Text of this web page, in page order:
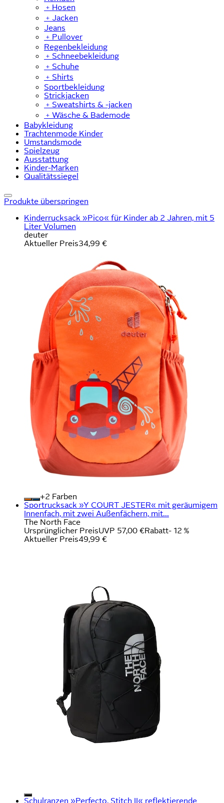
﹢ Hosen
﹢ Jacken
Jeans
﹢ Pullover
Regenbekleidung
﹢ Schneebekleidung
﹢ Schuhe
﹢ Shirts
Sportbekleidung
Strickjacken
﹢ Sweatshirts & -jacken
﹢ Wäsche & Bademode
Babykleidung
Trachtenmode Kinder
Umstandsmode
Spielzeug
Ausstattung
Kinder-Marken
Qualitätssiegel
Produkte überspringen
Kinderrucksack »Pico« für Kinder ab 2 Jahren, mit 5
Liter Volumen
deuter
Aktueller Preis34,99 €
+
Farben
Sportrucksack »Y COURT JESTER« mit geräumigem
Innenfach, mit zwei Außenfächern, mit...
The North Face
Ursprünglicher PreisUVP 57,00 €Rabatt- 12 %
Aktueller Preis49,99 €
Schulranzen »Perfecto, Stitch II« reflektierende